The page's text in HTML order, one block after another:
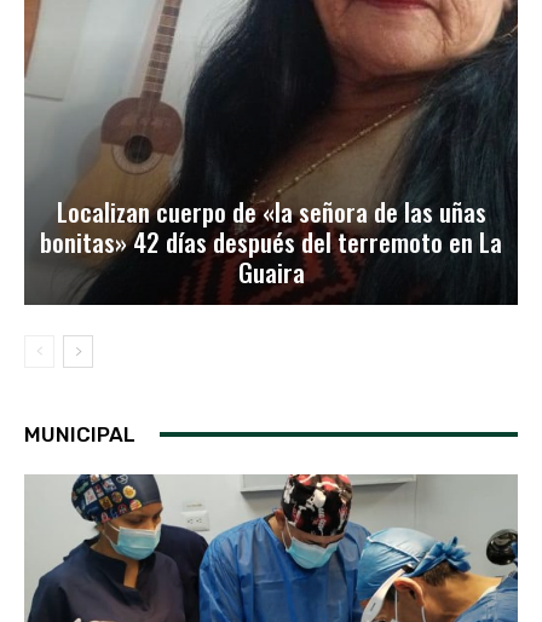
Localizan cuerpo de «la señora de las uñas
bonitas» 42 días después del terremoto en La
Guaira
MUNICIPAL